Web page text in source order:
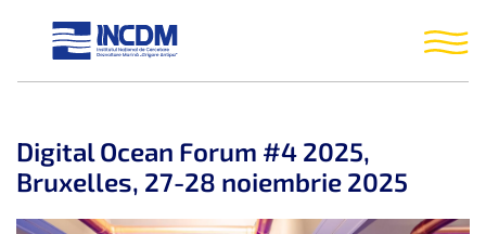
Digital Ocean Forum #4 2025,
Bruxelles, 27-28 noiembrie 2025